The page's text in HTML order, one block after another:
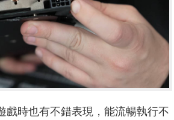
戲時也有不錯表現，能流暢執行不